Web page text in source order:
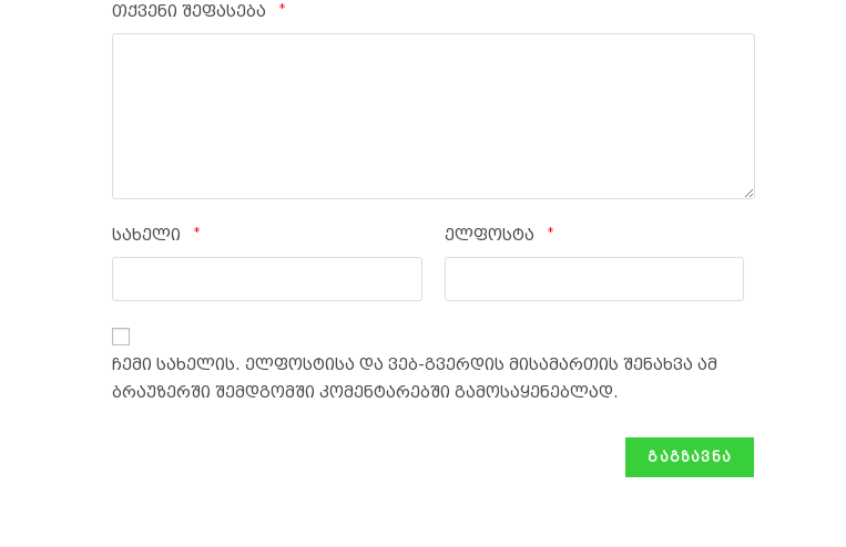
თქვენი შეფასება *
სახელი * ელფოსტა *
ჩემი სახელის. ელფოსტისა და ვებ-გვერდის მისამართის შენახვა ამ
ბრაუზერში შემდგომში კომენტარებში გამოსაყენებლად.